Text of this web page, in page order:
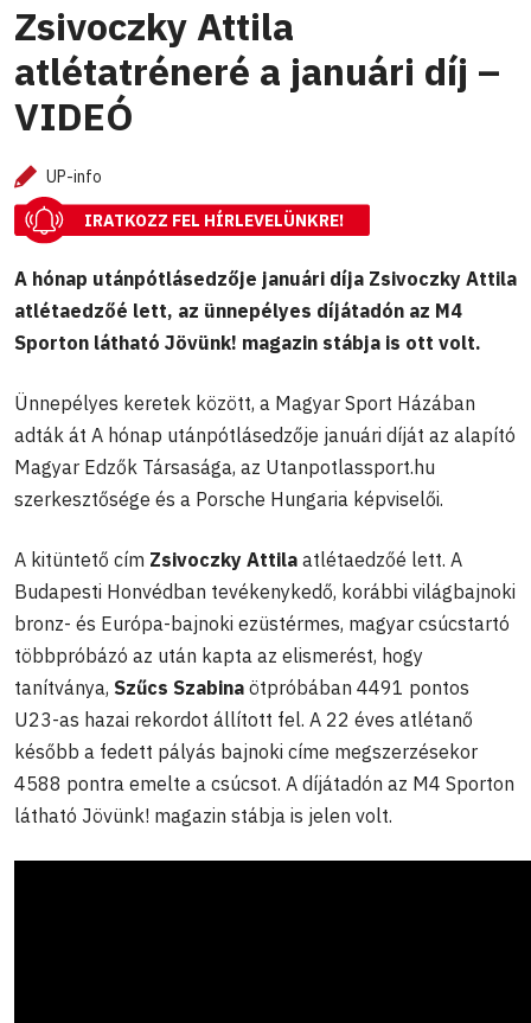
Zsivoczky Attila
atlétatréneré a januári díj –
VIDEÓ
UP-info
IRATKOZZ FEL HÍRLEVELÜNKRE!
A hónap utánpótlásedzője januári díja Zsivoczky Attila
atlétaedzőé lett, az ünnepélyes díjátadón az M4
Sporton látható Jövünk! magazin stábja is ott volt.
Ünnepélyes keretek között, a Magyar Sport Házában
adták át A hónap utánpótlásedzője januári díját az alapító
Magyar Edzők Társasága, az Utanpotlassport.hu
szerkesztősége és a Porsche Hungaria képviselői.
A kitüntető cím Zsivoczky Attila atlétaedzőé lett. A
Budapesti Honvédban tevékenykedő, korábbi világbajnoki
bronz- és Európa-bajnoki ezüstérmes, magyar csúcstartó
többpróbázó az után kapta az elismerést, hogy
tanítványa, Szűcs Szabina ötpróbában 4491 pontos
U23-as hazai rekordot állított fel. A 22 éves atlétanő
később a fedett pályás bajnoki címe megszerzésekor
4588 pontra emelte a csúcsot. A díjátadón az M4 Sporton
látható Jövünk! magazin stábja is jelen volt.